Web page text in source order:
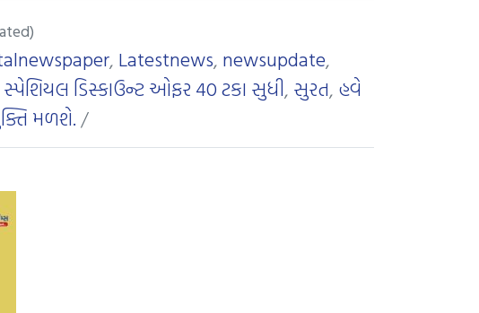
, Latestnews, newsupdate,
સ્પેશિયલ ડિસ્કાઉન્ટ ઓફર 40 ટકા સુધી, સુરત, હવે
મળશે./